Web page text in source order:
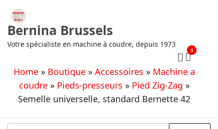
Aller
contenu
Bernina Brussels
Votre spécialiste en machine à coudre, depuis 1973
Home » Boutique » Accessoires » Machine a
coudre » Pieds-presseurs » Pied Zig-Zag »
Semelle universelle, standard Bernette 42
0